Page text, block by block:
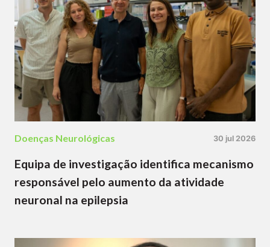
Doenças Neurológicas 30 jul 2026
Equipa de investigação identifica mecanismo
responsável pelo aumento da atividade
neuronal na epilepsia